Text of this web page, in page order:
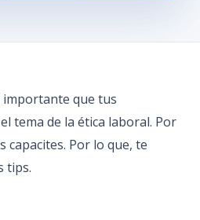
importante que tus
tema de la ética laboral. Por
capacites. Por lo que, te
tips.